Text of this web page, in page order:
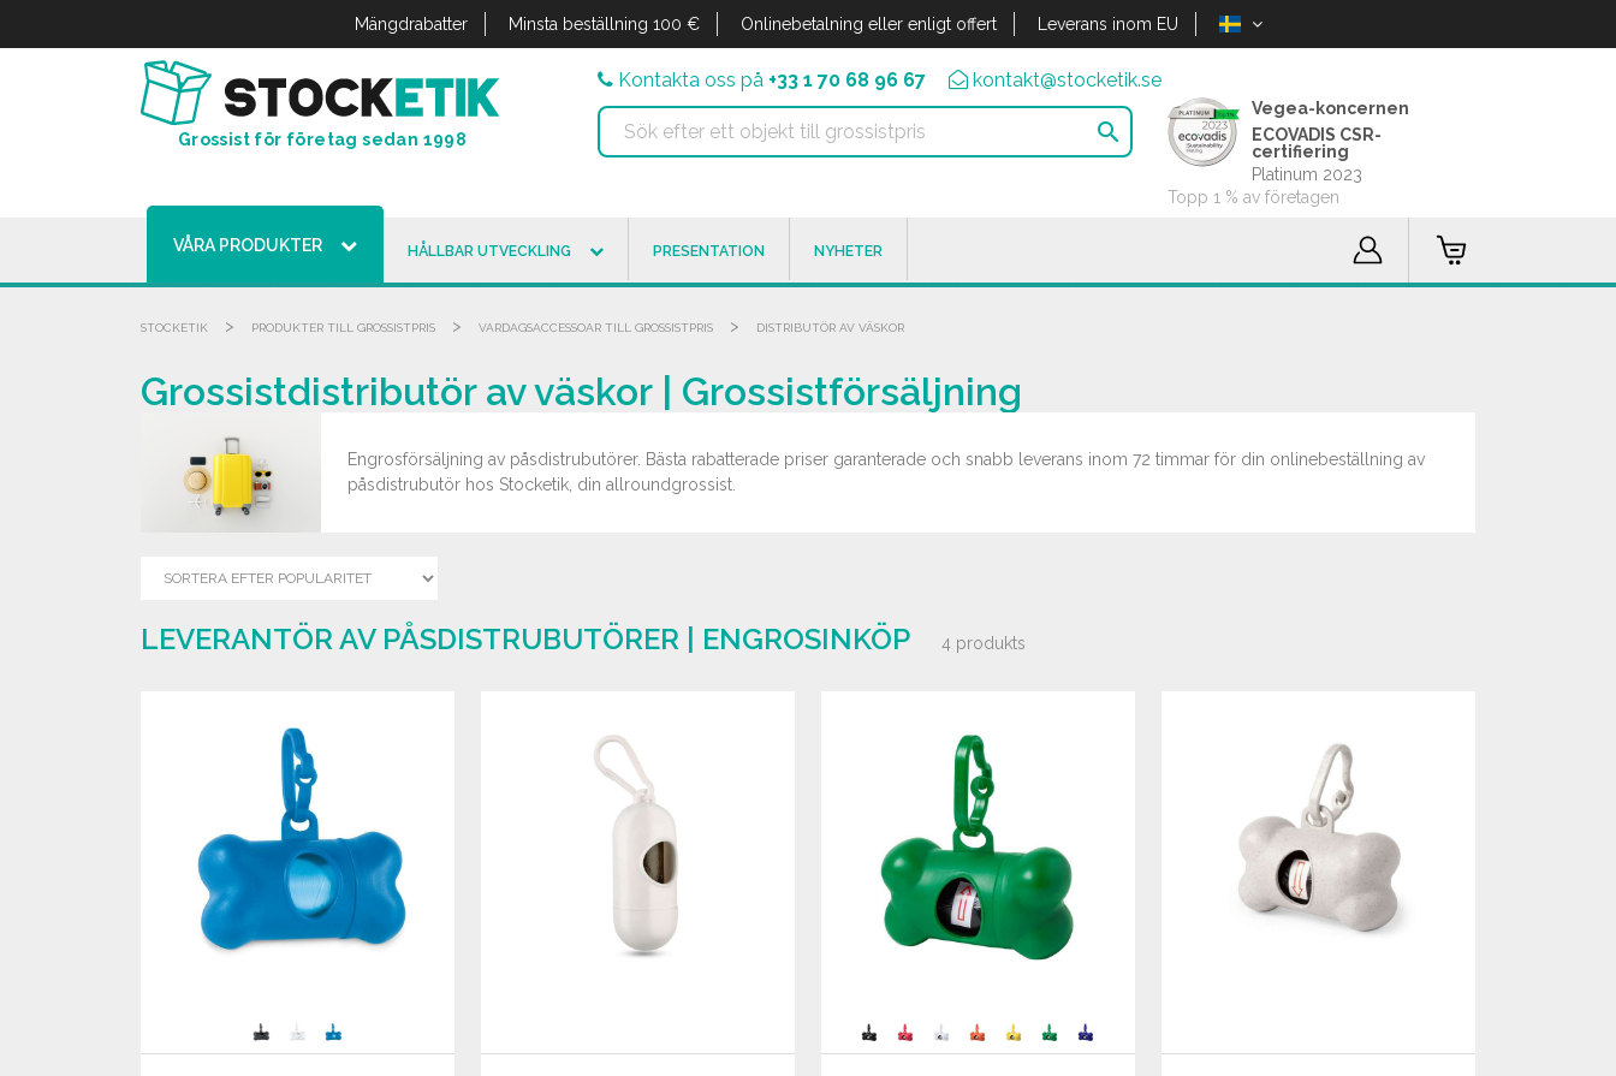
Mängdrabatter Minsta beställning 100 € Onlinebetalning eller enligt offert Leverans inom EU
Grossist för företag sedan 1998
Kontakta oss på +33 1 70 68 96 67 kontakt@stocketik.se

Vegea-koncernen
ECOVADIS CSR-
certifiering
Platinum 2023
Topp 1 % av företagen
VÅRA PRODUKTER HÅLLBAR UTVECKLING PRESENTATION NYHETER
STOCKETIK > PRODUKTER TILL GROSSISTPRIS > VARDAGSACCESSOAR TILL GROSSISTPRIS > DISTRIBUTÖR AV VÄSKOR
Grossistdistributör av väskor | Grossistförsäljning
Engrosförsäljning av påsdistrubutörer. Bästa rabatterade priser garanterade och snabb leverans inom 72 timmar för din onlinebeställning av
påsdistrubutör hos Stocketik, din allroundgrossist.
LEVERANTÖR AV PÅSDISTRUBUTÖRER | ENGROSINKÖP 4 produkts